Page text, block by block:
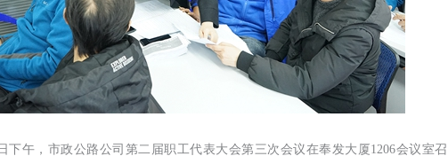
下午，市政公路公司第二届职工代表大会第三次会议在奉发大厦1206会议室召